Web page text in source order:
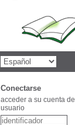
Conectarse
acceder a su cuenta de
usuario